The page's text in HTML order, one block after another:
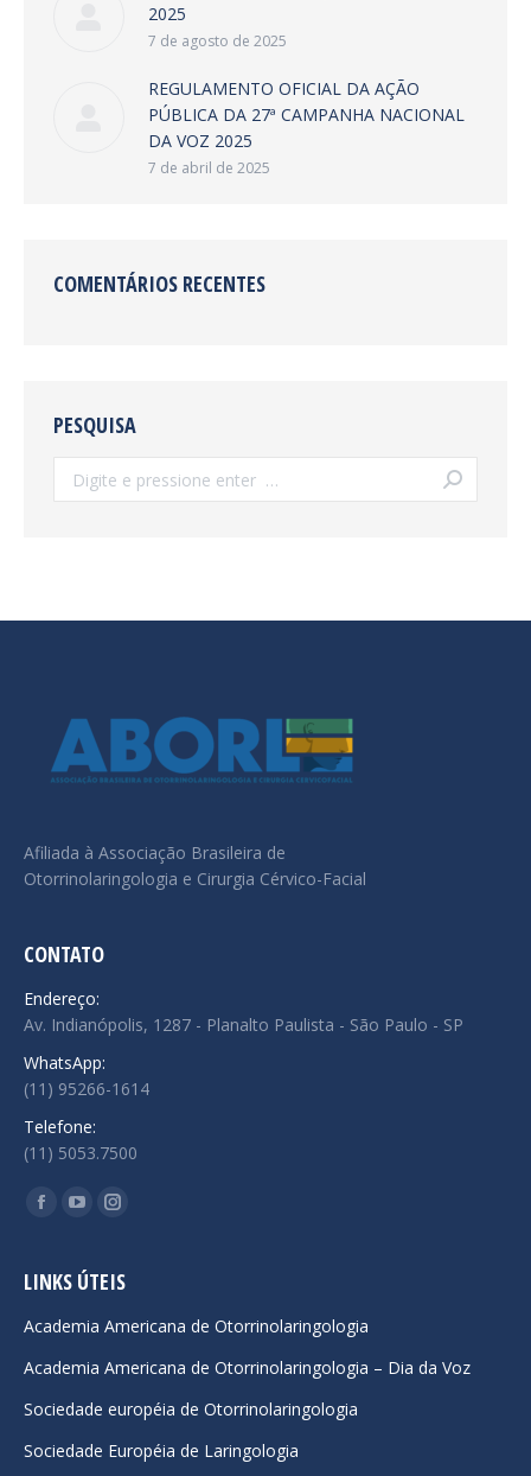
2025
7 de agosto de 2025
REGULAMENTO OFICIAL DA AÇÃO
PÚBLICA DA 27ª CAMPANHA NACIONAL
DA VOZ 2025
7 de abril de 2025
COMENTÁRIOS RECENTES
PESQUISA
Search:
Afiliada à Associação Brasileira de
Otorrinolaringologia e Cirurgia Cérvico-Facial
CONTATO
Endereço:
Av. Indianópolis, 1287 - Planalto Paulista - São Paulo - SP
WhatsApp:
(11) 95266-1614
Telefone:
(11) 5053.7500
Encontre-nos em:
Facebook
opens
new
window
YouTube
opens
new
window
Instagram
opens
new
window
LINKS ÚTEIS
Academia Americana de Otorrinolaringologia
Academia Americana de Otorrinolaringologia – Dia da Voz
Sociedade européia de Otorrinolaringologia
Sociedade Européia de Laringologia